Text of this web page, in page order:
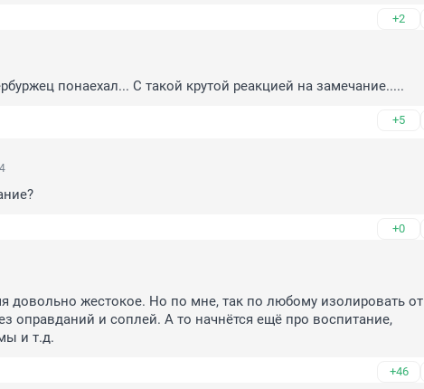
+2
понаехал... С такой крутой реакцией на замечание.....
+5
+0
довольно жестокое. Но по мне, так по любому изолировать от
оправданий и соплей. А то начнётся ещё про воспитание,
и т.д.
+46